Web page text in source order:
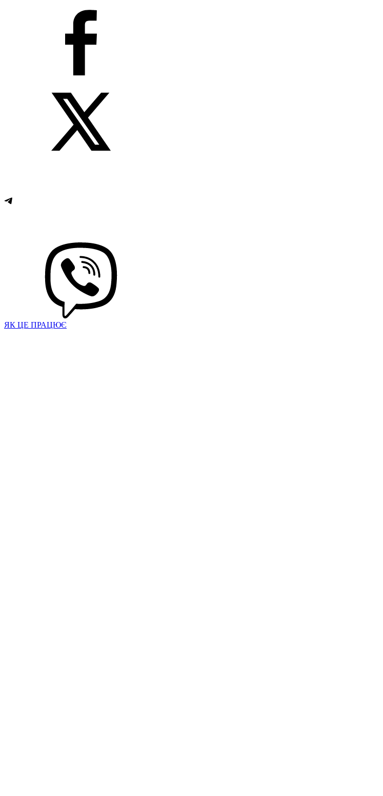
ЯК ЦЕ ПРАЦЮЄ